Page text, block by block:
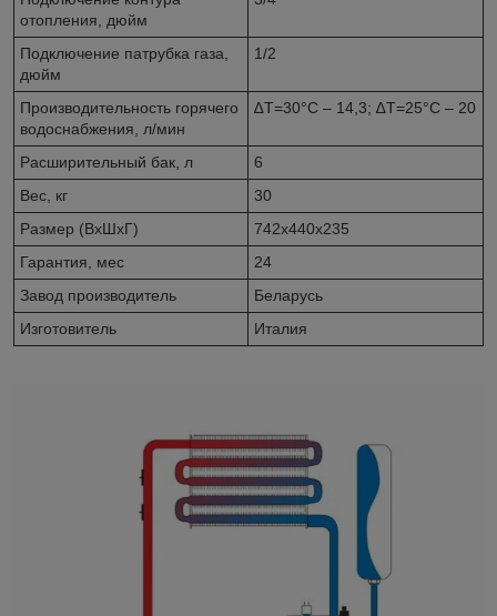
отопления, дюйм
Подключение патрубка газа,
дюйм
1/2
Производительность горячего
водоснабжения, л/мин
∆Т=30°С – 14,3; ∆Т=25°С – 20
Расширительный бак, л
6
Вес, кг
30
Размер (ВхШхГ)
742х440х235
Гарантия, мес
24
Завод производитель
Беларусь
Изготовитель
Италия